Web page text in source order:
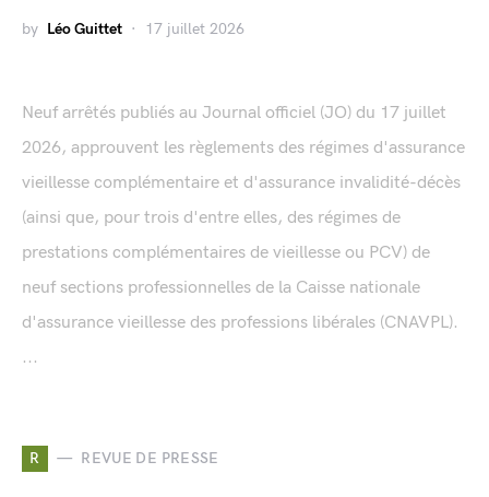
by Léo Guittet 17 juillet 2026
Neuf arrêtés publiés au Journal officiel (JO) du 17 juillet
2026, approuvent les règlements des régimes d'assurance
vieillesse complémentaire et d'assurance invalidité-décès
(ainsi que, pour trois d'entre elles, des régimes de
prestations complémentaires de vieillesse ou PCV) de
neuf sections professionnelles de la Caisse nationale
d'assurance vieillesse des professions libérales (CNAVPL).
...
R REVUE DE PRESSE